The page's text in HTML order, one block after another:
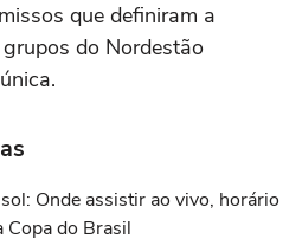
que definiram a
do Nordestão
Onde assistir ao vivo, horário
Copa do Brasil